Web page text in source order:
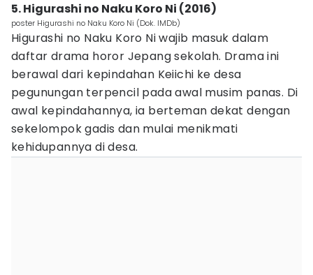
5. Higurashi no Naku Koro Ni (2016)
poster Higurashi no Naku Koro Ni (Dok. IMDb)
Higurashi no Naku Koro Ni wajib masuk dalam
daftar drama horor Jepang sekolah. Drama ini
berawal dari kepindahan Keiichi ke desa
pegunungan terpencil pada awal musim panas. Di
awal kepindahannya, ia berteman dekat dengan
sekelompok gadis dan mulai menikmati
kehidupannya di desa.